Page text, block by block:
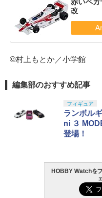
赤いペガ
改
©村上もとか／小学館
編集部のおすすめ記事
フィギュア
ランボル
ni ３
登場！
HOBBY Watchを